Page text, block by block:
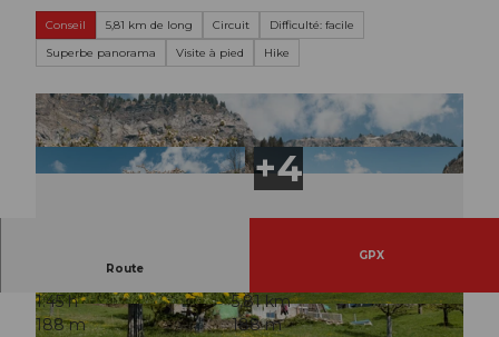
Conseil 5,81 km de long Circuit
Difficulté: facile
Superbe panorama
Visite à pied Hike
© Manuela Gili, Schwyz Tourismus |CC-BY © Manuela Gili, Schwyz Tourismus |CC-BY
Route
GPX
1:45 h
5,81 km
188 m
188 m